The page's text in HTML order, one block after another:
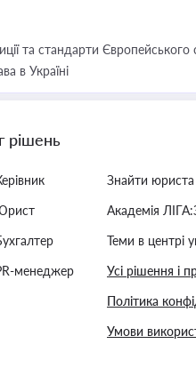
та стандарти
в Україні
рішень
менеджер
Знайти
Академія
Теми в центрі
Усі рішення і
Політика
Умови